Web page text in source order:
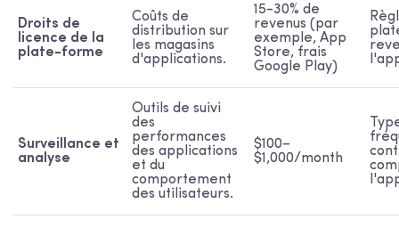
Droits de
licence de la
plate-forme
Coûts de
distribution sur
les magasins
d'applications.
15-30% de
revenus (par
exemple, App
Store, frais
Google Play)
Surveillance et
analyse
Outils de suivi
des
performances
des applications
et du
comportement
des utilisateurs.
$100–
$1,000/month